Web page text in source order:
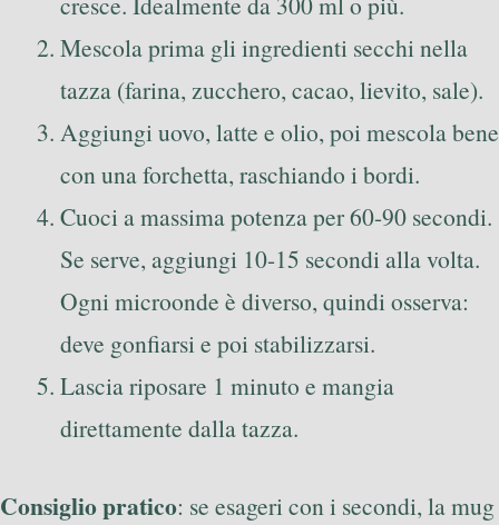
Mescola prima gli ingredienti secchi nella
tazza (farina, zucchero, cacao, lievito, sale).
Aggiungi uovo, latte e olio, poi mescola bene
con una forchetta, raschiando i bordi.
Cuoci a massima potenza per 60-90 secondi.
Se serve, aggiungi 10-15 secondi alla volta.
Ogni microonde è diverso, quindi osserva:
deve gonfiarsi e poi stabilizzarsi.
Lascia riposare 1 minuto e mangia
direttamente dalla tazza.
Consiglio pratico: se esageri con i secondi, la mug